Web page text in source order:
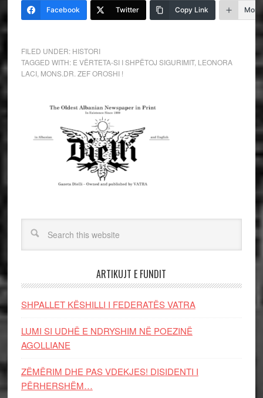
Facebook Twitter Copy Link More
FILED UNDER: HISTORI
TAGGED WITH: E VËRTETA-SI I SHPËTOJ SIGURIMIT, LEONORA
LACI, MONS.DR. ZEF OROSHI !
ARTIKUJT E FUNDIT
SHPALLET KËSHILLI I FEDERATËS VATRA
LUMI SI UDHË E NDRYSHIM NË POEZINË
AGOLLIANE
ZËMËRIM DHE PAS VDEKJES! DISIDENTI I
PËRHERSHËM…